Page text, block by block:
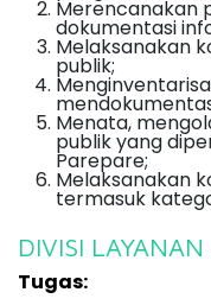
Merencanakan
dokumentasi
Melaksanakan
publik;
Menata,
publik yang
Parepare;
Melaksanakan
termasuk
DIVISI
Tugas: